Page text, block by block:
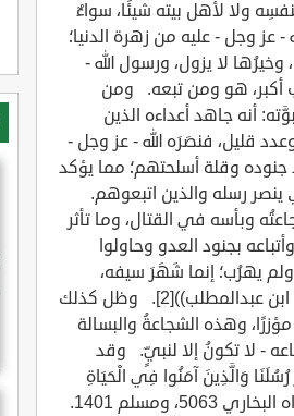
ولا لأهل بيته شيئًا، سواءٌ
عز وجل - عليه من زهرة الدنيا؛
لا يزول، ورسول الله -
أكبر، هو ومن تبعه. ومن
أنه جاهد أعداءه الذين
قليل، فنصَرَه الله - عز وجل -
جنوده وقلة أسلحتهم؛ مما يؤكد
ينصر رسله والذين اتبعوهم.
وبأسه في القتال، وما تأثر
بجنود العدو وحاولوا
يهرُب؛ إنما شَهَرَ سيفه،
وقاتَلَ وحده، وهو يقول: ((أنا النبيُّ لا كذب، أنا ابن عبدالمطلب))[2]. وظل كذلك
وهذه الشجاعةُ والبسالة
- لا تكونُ إلا لنبيٍّ. وقد
وَالَّذِينَ آمَنُوا فِي الْحَيَاةِ
الدُّنْيَا وَيَوْمَ يَقُومُ الْأَشْهَادُ ? [غافر: 51]. [1] رواه البخاري 5063، ومسلم 1401.